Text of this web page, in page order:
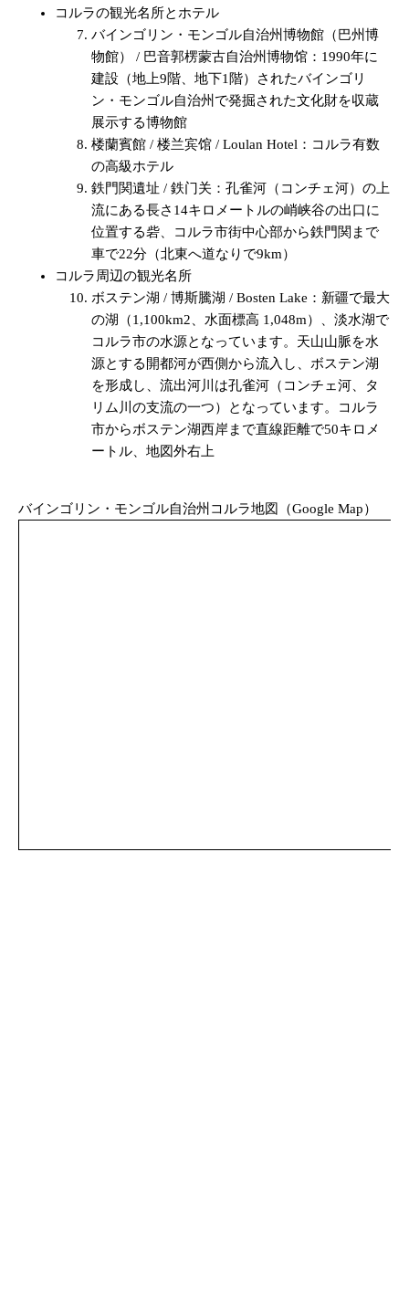
コルラの観光名所とホテル
バインゴリン・モンゴル自治州博物館（巴州博
物館） / 巴音郭楞蒙古自治州博物馆：1990年に
建設（地上9階、地下1階）されたバインゴリ
ン・モンゴル自治州で発掘された文化財を収蔵
展示する博物館
楼蘭賓館 / 楼兰宾馆 / Loulan Hotel：コルラ有数
の高級ホテル
鉄門関遺址 / 鉄门关：孔雀河（コンチェ河）の上
流にある長さ14キロメートルの峭峡谷の出口に
位置する砦、コルラ市街中心部から鉄門関まで
車で22分（北東へ道なりで9km）
コルラ周辺の観光名所
ボステン湖 / 博斯騰湖 / Bosten Lake：新疆で最大
の湖（1,100km2、水面標高 1,048m）、淡水湖で
コルラ市の水源となっています。天山山脈を水
源とする開都河が西側から流入し、ボステン湖
を形成し、流出河川は孔雀河（コンチェ河、タ
リム川の支流の一つ）となっています。コルラ
市からボステン湖西岸まで直線距離で50キロメ
ートル、地図外右上
バインゴリン・モンゴル自治州コルラ地図（Google Map）